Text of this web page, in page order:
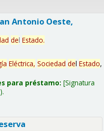
Antonio Oeste,
del Estado.
Eléctrica, Sociedad del Estado,
para préstamo: Signatura